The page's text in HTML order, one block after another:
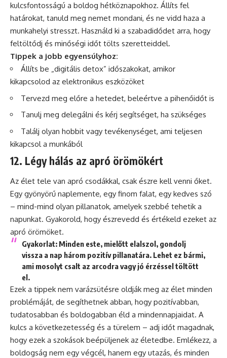
kulcsfontosságú a boldog hétköznapokhoz. Állíts fel
határokat, tanuld meg nemet mondani, és ne vidd haza a
munkahelyi stresszt. Használd ki a szabadidődet arra, hogy
feltöltődj és minőségi időt tölts szeretteiddel.
Tippek a jobb egyensúlyhoz:
Állíts be „digitális detox” időszakokat, amikor
kikapcsolod az elektronikus eszközöket
Tervezd meg előre a hetedet, beleértve a pihenőidőt is
Tanulj meg delegálni és kérj segítséget, ha szükséges
Találj olyan hobbit vagy tevékenységet, ami teljesen
kikapcsol a munkából
12. Légy hálás az apró örömökért
Az élet tele van apró csodákkal, csak észre kell venni őket.
Egy gyönyörű naplemente, egy finom falat, egy kedves szó
– mind-mind olyan pillanatok, amelyek szebbé tehetik a
napunkat. Gyakorold, hogy észrevedd és értékeld ezeket az
apró örömöket.
Gyakorlat: Minden este, mielőtt elalszol, gondolj
vissza a nap három pozitív pillanatára. Lehet ez bármi,
ami mosolyt csalt az arcodra vagy jó érzéssel töltött
el.
Ezek a tippek nem varázsütésre oldják meg az élet minden
problémáját, de segíthetnek abban, hogy pozitívabban,
tudatosabban és boldogabban éld a mindennapjaidat. A
kulcs a következetesség és a türelem – adj időt magadnak,
hogy ezek a szokások beépüljenek az életedbe. Emlékezz, a
boldogság nem egy végcél, hanem egy utazás, és minden